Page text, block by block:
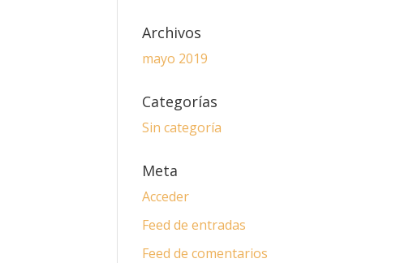
Archivos
mayo 2019
Categorías
Sin categoría
Meta
Acceder
Feed de entradas
Feed de comentarios